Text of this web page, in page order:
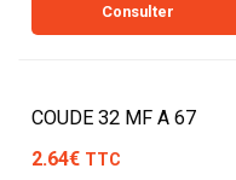
Consulter
COUDE 32 MF A 67
2.64€ TTC